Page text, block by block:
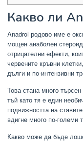
Какво ли
Anadrol родово име е
мощен анаболен
отрицателни ефекти,
червените кръвни
дълги и по-интензивни
Това стана много
тъй като тя е един
подвижността на
вдигне много по-големи
Какво може да бъде